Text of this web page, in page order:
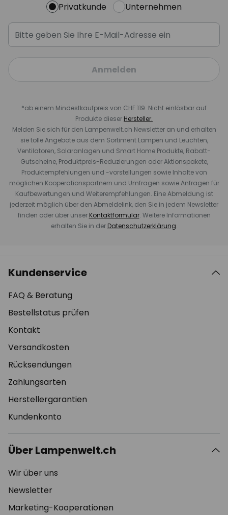
Privatkunde Unternehmen
Anmelden
*ab einem Mindestkaufpreis von CHF 119. Nicht einlösbar auf
Produkte dieser Hersteller.
Melden Sie sich für den Lampenwelt.ch Newsletter an und erhalten
sie tolle Angebote aus dem Sortiment Lampen und Leuchten,
Ventilatoren, Solaranlagen und Smart Home Produkte, Rabatt-
Gutscheine, Produktpreis-Reduzierungen oder Aktionspakete,
Produktempfehlungen und -vorstellungen sowie Inhalte von
möglichen Kooperationspartnern und Umfragen sowie Anfragen für
Kaufbewertungen und Weiterempfehlungen. Eine Abmeldung ist
jederzeit möglich über den Abmeldelink, den Sie in jedem Newsletter
finden oder über unser Kontaktformular. Weitere Informationen
erhalten Sie in der Datenschutzerklärung.
Kundenservice
FAQ & Beratung
Bestellstatus prüfen
Kontakt
Versandkosten
Rücksendungen
Zahlungsarten
Herstellergarantien
Kundenkonto
Über Lampenwelt.ch
Wir über uns
Newsletter
Marketing-Kooperationen